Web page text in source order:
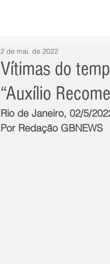
Vítimas do
“Auxílio
2 de mai. de 2022
Rio de Janeiro, 02/5/
Por Redação GBNEWS